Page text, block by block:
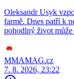
Oleksandr Usyk
farmě. Dnes patří k
pohodlný život
MMAMAG.cz
7. 8. 2026, 23:22